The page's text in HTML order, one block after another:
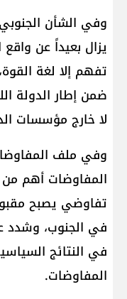
وفي الشأن
يزال بعيداً عن واقع
تفهم إلا لغة
ضمن إطار الدولة
لا خارج مؤسسات
وفي ملف
المفاوضات أهم
تفاوضي يصبح
في الجنوب، وشدد
في النتائج
المفاوضات.